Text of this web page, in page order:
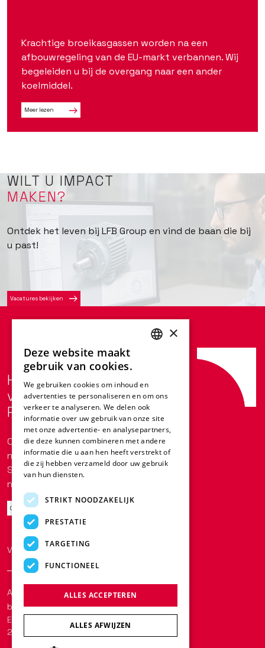
Krachtige broeikasgassen worden na een
afbouwregeling van de EU-markt verbannen. Wij
begeleiden u bij de overgang naar een ander
koelmiddel.
Meer lezen
WILT U IMPACT
MAKEN?
Ontdek het leven bij LFB Group en vind de baan die bij
u past!
Vacatures bekijken
HVAC-oplossingen van de
volgende generatie met
Redge.
Op de hoogte blijven van ons laatste
nieuws?
Schrijf je vandaag nog in voor onze
nieuwsbrief!
Ontdek
Volg ons op
Algemene voorwaarden
Cookies en
beleid
Een bedrijf van de LFB Group | © Redge
2025
GERMAN
ITALIAN
SPANISH
DUTCH
×
Deze website maakt
gebruik van cookies.
We gebruiken cookies om inhoud en
advertenties te personaliseren en om ons
verkeer te analyseren. We delen ook
informatie over uw gebruik van onze site
met onze advertentie- en analysepartners,
die deze kunnen combineren met andere
informatie die u aan hen heeft verstrekt of
die zij hebben verzameld door uw gebruik
van hun diensten.
STRIKT NOODZAKELIJK
PRESTATIE
TARGETING
FUNCTIONEEL
ALLES ACCEPTEREN
ALLES AFWIJZEN